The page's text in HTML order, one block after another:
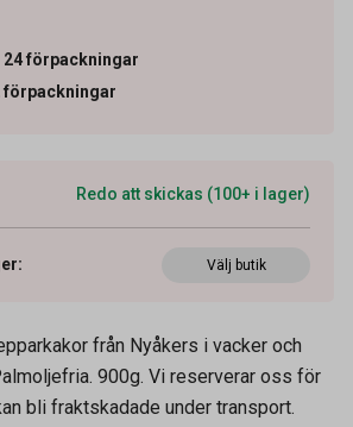
24förpackningar
förpackningar
Redo att skickas (100+ i lager)
: Välj butik
från Nyåkers i vacker och
900g. Vi reserverar oss för
bli fraktskadade under transport.
9631832
BK902